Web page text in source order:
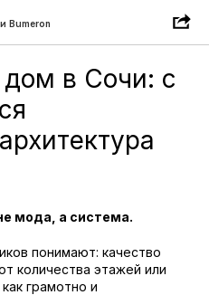
Bumeron
в Сочи: с
мода, а система.
понимают: качество
количества этажей или
грамотно и